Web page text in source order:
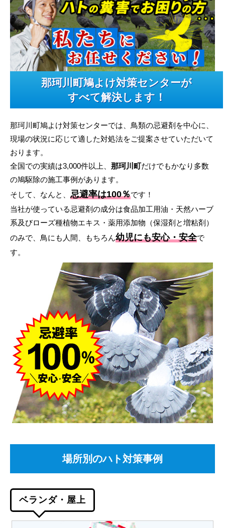
那珂川町鳩よけ対策センターが
すべて解決します！
那珂川町鳩よけ対策センターでは、鳥類の忌避剤を中心に、
現場の状況に応じて適した対処法をご提案させていただいて
おります。
全国での実績は3,000件以上、 那珂川町だけでもかなり多数
の鳩駆除の施工事例があります。
そして、なんと、 忌避率は100％です！
当社が使っている忌避剤の成分は食品加工用油・天然ハーブ
系及びローズ種植物エキス・薬用添加物（保湿剤と増粘剤）
のみで、鳥にも人間、もちろん幼児にも安心・安全で
す。
場所別のハト対策事例
ベランダ・屋上